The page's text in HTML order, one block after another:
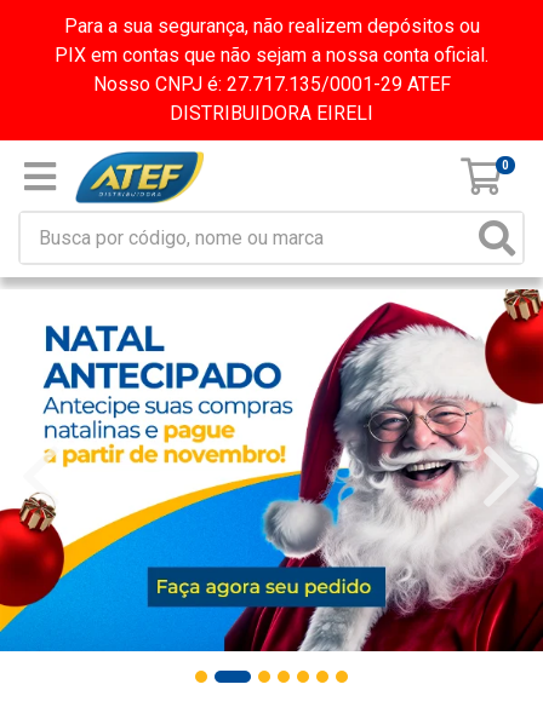
Para a sua segurança, não realizem depósitos ou
PIX em contas que não sejam a nossa conta oficial.
Nosso CNPJ é: 27.717.135/0001-29 ATEF
DISTRIBUIDORA EIRELI
0